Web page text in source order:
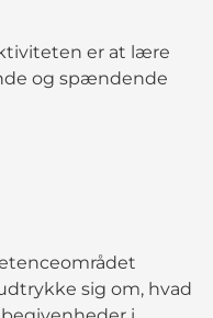
er at lære
og spændende
sig om, hvad